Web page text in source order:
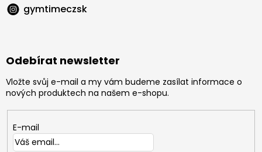
gymtimeczsk
Odebírat newsletter
Vložte svůj e-mail a my vám budeme zasílat informace o
nových produktech na našem e-shopu.
E-mail